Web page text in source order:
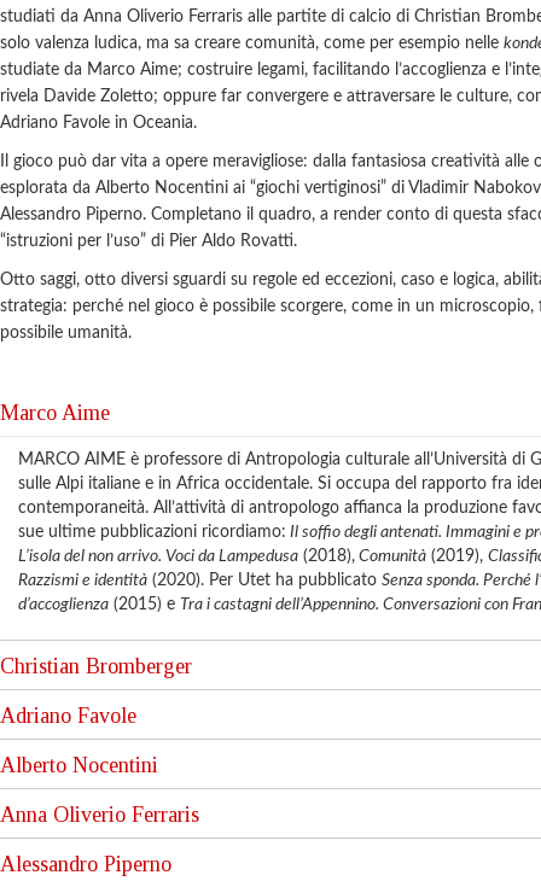
studiati da Anna Oliverio Ferraris alle partite di calcio di Christian
solo valenza ludica, ma sa creare comunità, come per esempio nelle
studiate da Marco Aime; costruire legami, facilitando l’accoglienza e
rivela Davide Zoletto; oppure far convergere e attraversare le culture,
Adriano Favole in Oceania.
Il gioco può dar vita a opere meravigliose: dalla fantasiosa creatività alle
esplorata da Alberto Nocentini ai “giochi vertiginosi” di Vladimir
Alessandro Piperno. Completano il quadro, a render conto di questa
“istruzioni per l’uso” di Pier Aldo Rovatti.
Otto saggi, otto diversi sguardi su regole ed eccezioni, caso e logica,
strategia: perché nel gioco è possibile scorgere, come in un microscopio,
possibile umanità.
Marco Aime
MARCO AIME è professore di Antropologia culturale all’Università di
sulle Alpi italiane e in Africa occidentale. Si occupa del rapporto fra
contemporaneità. All’attività di antropologo affianca la produzione
sue ultime pubblicazioni ricordiamo: Il soffio degli antenati. Immagini e
L’isola del non arrivo. Voci da Lampedusa (2018), Comunità (2019),
Razzismi e identità (2020). Per Utet ha pubblicato Senza sponda. Perché
d’accoglienza (2015) e Tra i castagni dell’Appennino. Conversazioni con
Christian Bromberger
Christian Bromberger è professore emerito di Antropologia
ha fondato e diretto l’Istituto di Etnologia mediterranea e comparata.
occupato delle società mediterranee e di competizioni sportive nel
Adriano Favole
ADRIANO FAVOLE insegna “Cultura e potere” e “Antropologia
di Culture, Politica e Società dell’Università di Torino. Specialista delle
lavorato più di recente sugli Oltremare europei, fondando il Centro di
Europa”. Si interessa di antropologia politica, del corpo e del
settimanale “La Lettura” del “Corriere della Sera”. Fra i suoi saggi
Alberto Nocentini
Alberto Nocentini è docente di Glottologia e Linguistica Generale
suo attivo più di centocinquanta pubblicazioni su vari temi della
dell’Accademia della Crusca e condirettore dell’“Archivio Glottologico
Anna Oliverio Ferraris
Anna Oliverio Ferraris è scrittrice e psicoterapeuta, insegna Psicologia
Alessandro Piperno